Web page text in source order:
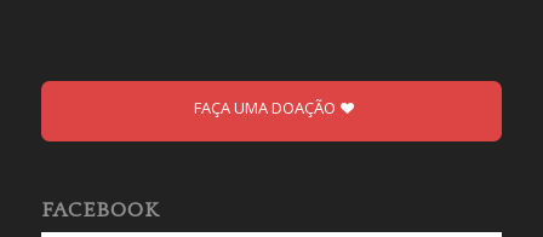
FAÇA UMA DOAÇÃO
FACEBOOK